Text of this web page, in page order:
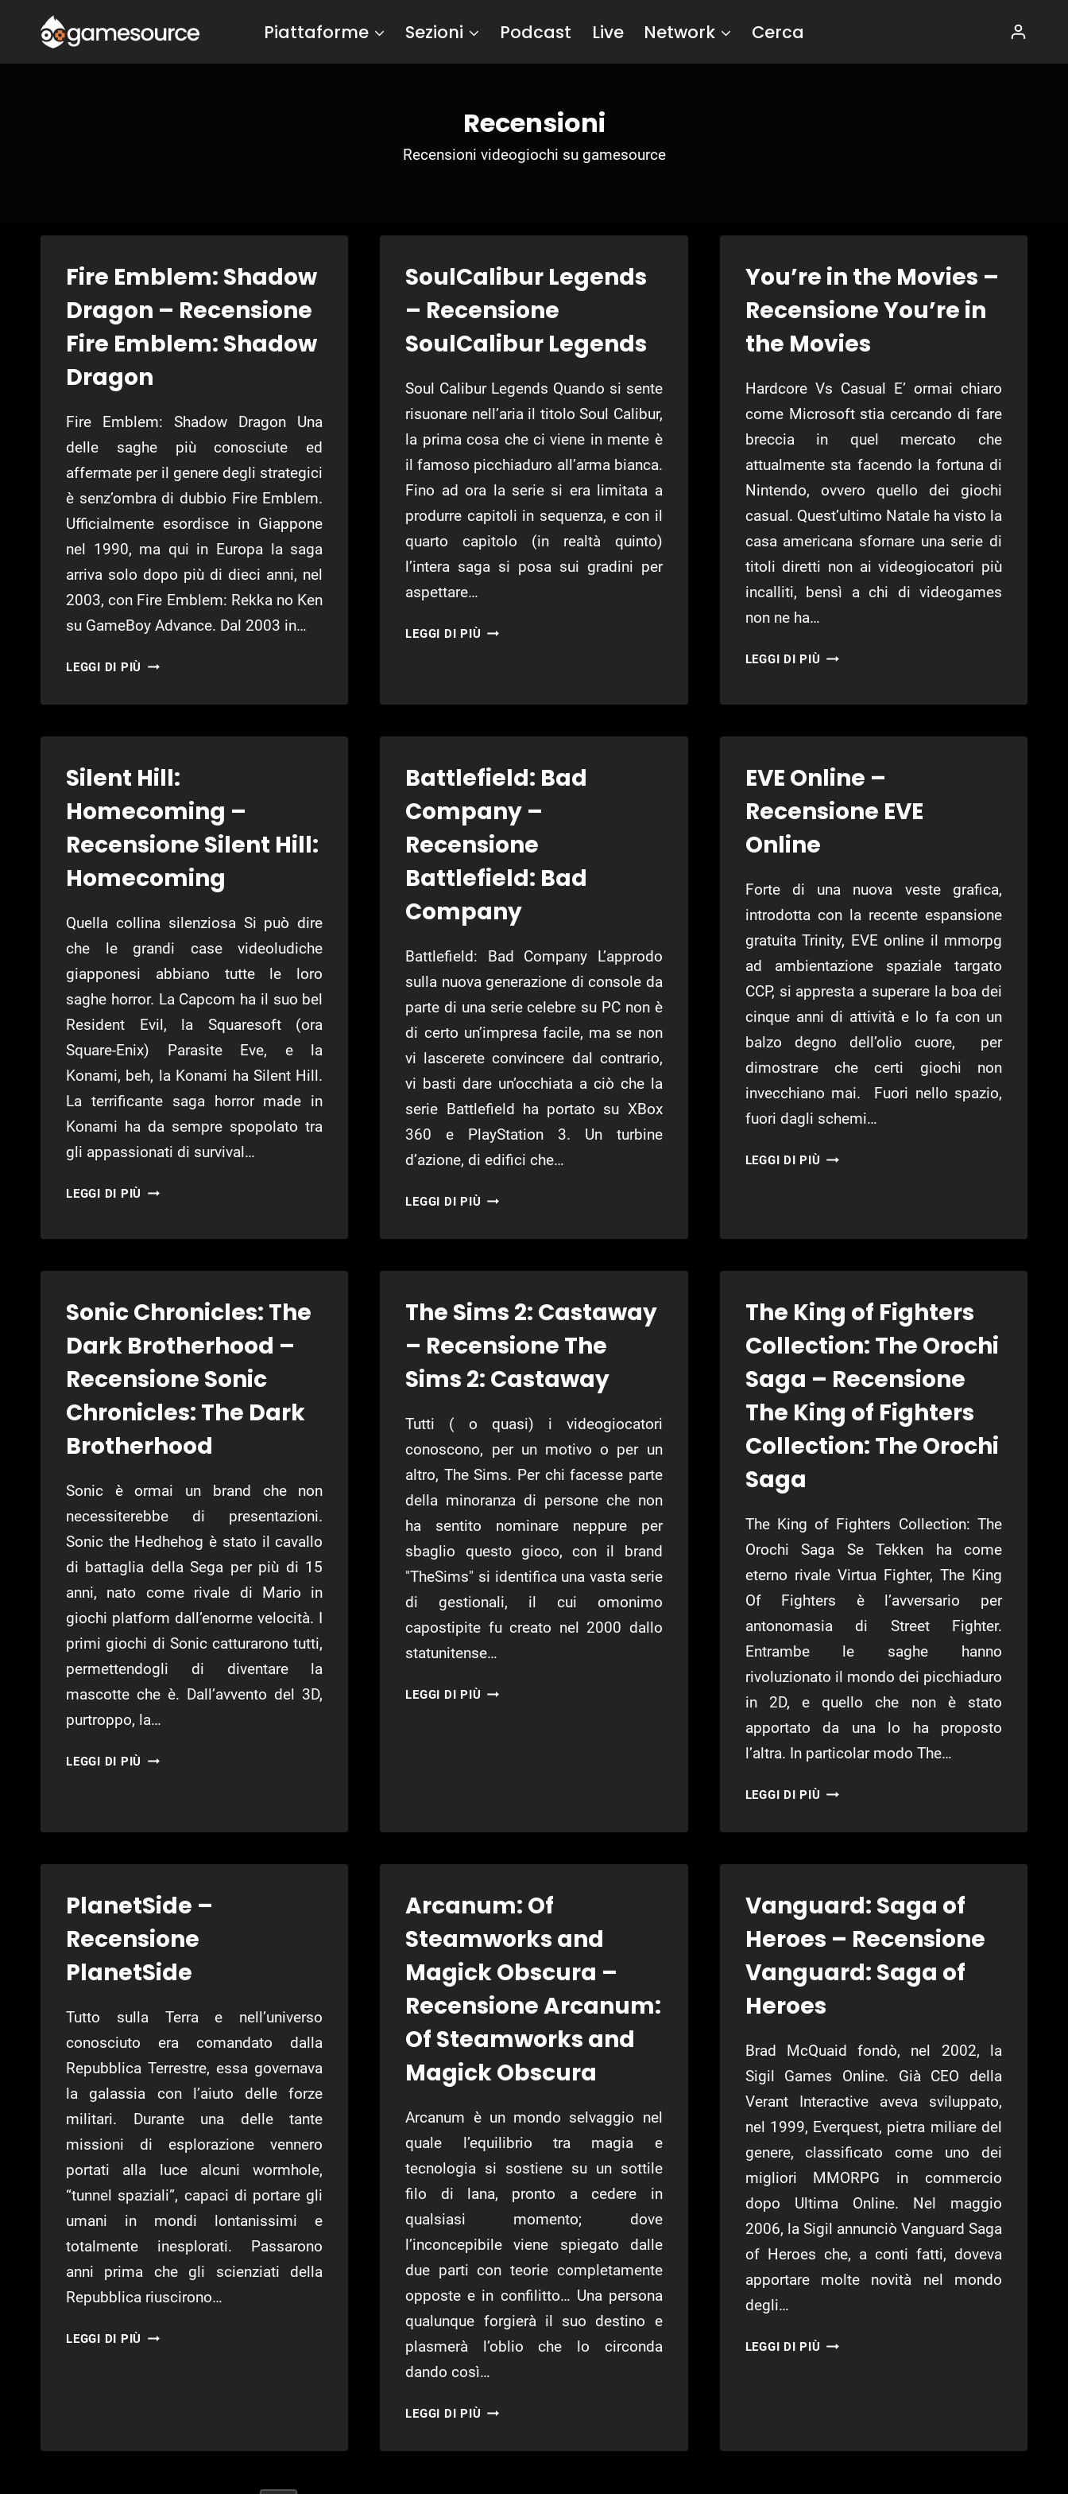
contenuto
Piattaforme Sezioni Podcast Live Network Cerca
Recensioni
Recensioni videogiochi su gamesource
Fire Emblem: Shadow
Dragon – Recensione
Fire Emblem: Shadow
Dragon
Fire Emblem: Shadow Dragon Una
delle saghe più conosciute ed
affermate per il genere degli strategici
è senz’ombra di dubbio Fire Emblem.
Ufficialmente esordisce in Giappone
nel 1990, ma qui in Europa la saga
arriva solo dopo più di dieci anni, nel
2003, con Fire Emblem: Rekka no Ken
su GameBoy Advance. Dal 2003 in…
LEGGI DI PIÙ FIRE
SHADOW
FIRE
EMBLEM:
SHADOW
DRAGON
SoulCalibur Legends
– Recensione
SoulCalibur Legends
Soul Calibur Legends Quando si sente
risuonare nell’aria il titolo Soul Calibur,
la prima cosa che ci viene in mente è
il famoso picchiaduro all’arma bianca.
Fino ad ora la serie si era limitata a
produrre capitoli in sequenza, e con il
quarto capitolo (in realtà quinto)
l’intera saga si posa sui gradini per
aspettare…
LEGGI DI PIÙ SOULCALIBUR
SOULCALIBUR
You’re in the Movies –
Recensione You’re in
the Movies
Hardcore Vs Casual E’ ormai chiaro
come Microsoft stia cercando di fare
breccia in quel mercato che
attualmente sta facendo la fortuna di
Nintendo, ovvero quello dei giochi
casual. Quest’ultimo Natale ha visto la
casa americana sfornare una serie di
titoli diretti non ai videogiocatori più
incalliti, bensì a chi di videogames
non ne ha…
LEGGI DI PIÙ YOU’RE
–
YOU’RE
THE
Silent Hill:
Homecoming –
Recensione Silent Hill:
Homecoming
Quella collina silenziosa Si può dire
che le grandi case videoludiche
giapponesi abbiano tutte le loro
saghe horror. La Capcom ha il suo bel
Resident Evil, la Squaresoft (ora
Square-Enix) Parasite Eve, e la
Konami, beh, la Konami ha Silent Hill.
La terrificante saga horror made in
Konami ha da sempre spopolato tra
gli appassionati di survival…
LEGGI DI PIÙ SILENT
RECENSIONE
HILL:
Battlefield: Bad
Company –
Recensione
Battlefield: Bad
Company
Battlefield: Bad Company L’approdo
sulla nuova generazione di console da
parte di una serie celebre su PC non è
di certo un’impresa facile, ma se non
vi lascerete convincere dal contrario,
vi basti dare un’occhiata a ciò che la
serie Battlefield ha portato su XBox
360 e PlayStation 3. Un turbine
d’azione, di edifici che…
LEGGI DI PIÙ BATTLEFIELD:
COMPANY
BAD
COMPANY
EVE Online –
Recensione EVE
Online
Forte di una nuova veste grafica,
introdotta con la recente espansione
gratuita Trinity, EVE online il mmorpg
ad ambientazione spaziale targato
CCP, si appresta a superare la boa dei
cinque anni di attività e lo fa con un
balzo degno dell’olio cuore, per
dimostrare che certi giochi non
invecchiano mai. Fuori nello spazio,
fuori dagli schemi…
LEGGI DI PIÙ EVE
EVE
Sonic Chronicles: The
Dark Brotherhood –
Recensione Sonic
Chronicles: The Dark
Brotherhood
Sonic è ormai un brand che non
necessiterebbe di presentazioni.
Sonic the Hedhehog è stato il cavallo
di battaglia della Sega per più di 15
anni, nato come rivale di Mario in
giochi platform dall’enorme velocità. I
primi giochi di Sonic catturarono tutti,
permettendogli di diventare la
mascotte che è. Dall’avvento del 3D,
purtroppo, la…
LEGGI DI PIÙ SONIC
BROTHERHOOD
SONIC
CHRONICLES:
THE
BROTHERHOOD
The Sims 2: Castaway
– Recensione The
Sims 2: Castaway
Tutti ( o quasi) i videogiocatori
conoscono, per un motivo o per un
altro, The Sims. Per chi facesse parte
della minoranza di persone che non
ha sentito nominare neppure per
sbaglio questo gioco, con il brand
"TheSims" si identifica una vasta serie
di gestionali, il cui omonimo
capostipite fu creato nel 2000 dallo
statunitense…
LEGGI DI PIÙ THE
SIMS
The King of Fighters
Collection: The Orochi
Saga – Recensione
The King of Fighters
Collection: The Orochi
Saga
The King of Fighters Collection: The
Orochi Saga Se Tekken ha come
eterno rivale Virtua Fighter, The King
Of Fighters è l’avversario per
antonomasia di Street Fighter.
Entrambe le saghe hanno
rivoluzionato il mondo dei picchiaduro
in 2D, e quello che non è stato
apportato da una lo ha proposto
l’altra. In particolar modo The…
LEGGI DI PIÙ THE
OF
OROCHI
SAGA
–
RECENSIONE
KING
FIGHTERS
COLLECTION:
OROCHI
SAGA
PlanetSide –
Recensione
PlanetSide
Tutto sulla Terra e nell’universo
conosciuto era comandato dalla
Repubblica Terrestre, essa governava
la galassia con l’aiuto delle forze
militari. Durante una delle tante
missioni di esplorazione vennero
portati alla luce alcuni wormhole,
“tunnel spaziali”, capaci di portare gli
umani in mondi lontanissimi e
totalmente inesplorati. Passarono
anni prima che gli scienziati della
Repubblica riuscirono…
LEGGI DI PIÙ PLANETSIDE
Arcanum: Of
Steamworks and
Magick Obscura –
Recensione Arcanum:
Of Steamworks and
Magick Obscura
Arcanum è un mondo selvaggio nel
quale l’equilibrio tra magia e
tecnologia si sostiene su un sottile
filo di lana, pronto a cedere in
qualsiasi momento; dove
l’inconcepibile viene spiegato dalle
due parti con teorie completamente
opposte e in confilitto… Una persona
qualunque forgierà il suo destino e
plasmerà l’oblio che lo circonda
dando così…
LEGGI DI PIÙ ARCANUM:
STEAMWORKS
Vanguard: Saga of
Heroes – Recensione
Vanguard: Saga of
Heroes
Brad McQuaid fondò, nel 2002, la
Sigil Games Online. Già CEO della
Verant Interactive aveva sviluppato,
nel 1999, Everquest, pietra miliare del
genere, classificato come uno dei
migliori MMORPG in commercio
dopo Ultima Online. Nel maggio
2006, la Sigil annunciò Vanguard Saga
of Heroes che, a conti fatti, doveva
apportare molte novità nel mondo
degli…
LEGGI DI PIÙ VANGUARD: